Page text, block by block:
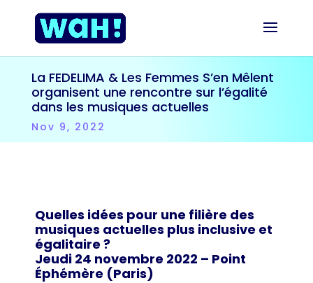
La FEDELIMA & Les Femmes S’en Mêlent
organisent une rencontre sur l’égalité
dans les musiques actuelles
Nov 9, 2022
Quelles idées pour une filière des
musiques actuelles plus inclusive et
égalitaire ?
Jeudi 24 novembre 2022 – Point
Éphémère (Paris)